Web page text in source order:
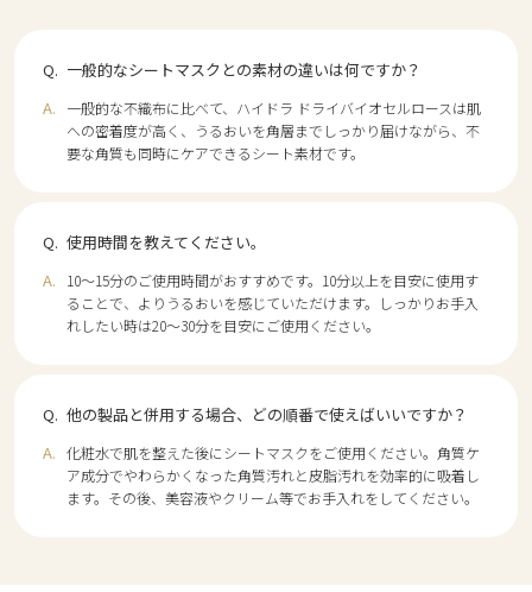
一般的なシートマスクとの素材の違いは何ですか？
一般的な不織布に比べて、ハイドラ ドライバイオセルロースは肌
への密着度が高く、うるおいを角層までしっかり届けながら、不
要な角質も同時にケアできるシート素材です。
使用時間を教えてください。
10～15分のご使用時間がおすすめです。10分以上を目安に使用す
ることで、よりうるおいを感じていただけます。しっかりお手入
れしたい時は20～30分を目安にご使用ください。
他の製品と併用する場合、どの順番で使えばいいですか？
化粧水で肌を整えた後にシートマスクをご使用ください。角質ケ
ア成分でやわらかくなった角質汚れと皮脂汚れを効率的に吸着し
ます。その後、美容液やクリーム等でお手入れをしてください。